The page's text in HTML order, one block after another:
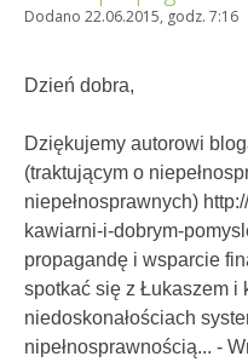
Dodano 22.06.2015, godz. 7:16
Dzień dobra,
Dziękujemy autorowi
(traktującym o
niepełnosprawnych)
kawiarni-i-dobrym-
propagandę i wsparcie
spotkać się z Łukaszem i
niedoskonałościach
nipełnosprawnością... -